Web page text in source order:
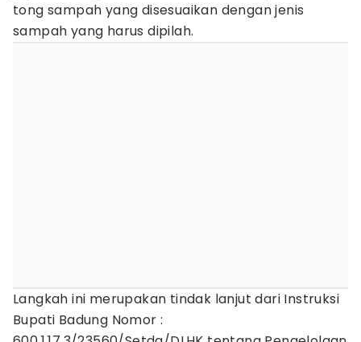
tong sampah yang disesuaikan dengan jenis
sampah yang harus dipilah.
Langkah ini merupakan tindak lanjut dari Instruksi
Bupati Badung Nomor :